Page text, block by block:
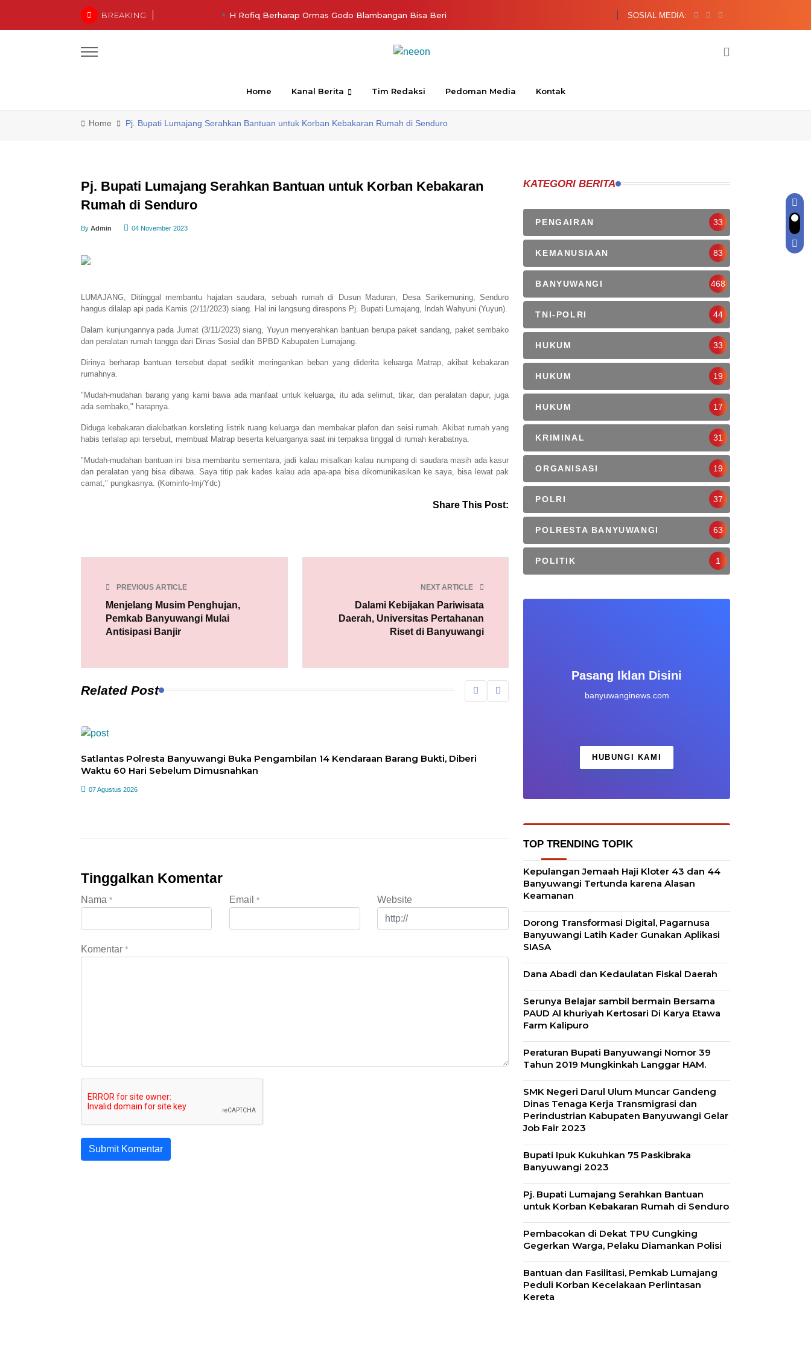
BREAKING H Rofiq Berharap Ormas Godo Blambangan Bisa Beri 7 Ide Beri Edukasi Keuangan Kepada
SOSIAL MEDIA:
Home Kanal Berita Tim Redaksi Pedoman Media Kontak
Home Pj. Bupati Lumajang Serahkan Bantuan untuk Korban Kebakaran Rumah di Senduro
Pj. Bupati Lumajang Serahkan Bantuan untuk Korban Kebakaran
Rumah di Senduro
By Admin 04 November 2023
LUMAJANG, Ditinggal membantu hajatan saudara, sebuah rumah di Dusun Maduran, Desa Sarikemuning, Senduro
hangus dilalap api pada Kamis (2/11/2023) siang. Hal ini langsung direspons Pj. Bupati Lumajang, Indah Wahyuni (Yuyun).
Dalam kunjungannya pada Jumat (3/11/2023) siang, Yuyun menyerahkan bantuan berupa paket sandang, paket sembako
dan peralatan rumah tangga dari Dinas Sosial dan BPBD Kabupaten Lumajang.
Dirinya berharap bantuan tersebut dapat sedikit meringankan beban yang diderita keluarga Matrap, akibat kebakaran
rumahnya.
"Mudah-mudahan barang yang kami bawa ada manfaat untuk keluarga, itu ada selimut, tikar, dan peralatan dapur, juga
ada sembako," harapnya.
Diduga kebakaran diakibatkan korsleting listrik ruang keluarga dan membakar plafon dan seisi rumah. Akibat rumah yang
habis terlalap api tersebut, membuat Matrap beserta keluarganya saat ini terpaksa tinggal di rumah kerabatnya.
"Mudah-mudahan bantuan ini bisa membantu sementara, jadi kalau misalkan kalau numpang di saudara masih ada kasur
dan peralatan yang bisa dibawa. Saya titip pak kades kalau ada apa-apa bisa dikomunikasikan ke saya, bisa lewat pak
camat," pungkasnya. (Kominfo-lmj/Ydc)
Share This Post:
PREVIOUS ARTICLE
Menjelang Musim Penghujan,
Pemkab Banyuwangi Mulai
Antisipasi Banjir
NEXT ARTICLE
Dalami Kebijakan Pariwisata
Daerah, Universitas Pertahanan
Riset di Banyuwangi
Related Post
Satlantas Polresta Banyuwangi Buka Pengambilan 14 Kendaraan Barang Bukti, Diberi
Waktu 60 Hari Sebelum Dimusnahkan
07 Agustus 2026
Tanpa Biaya Sepeser Pun, Puluhan Motor Terkunci di Satlantas
Tinggalkan Komentar
Nama * Email * Website
Komentar *
Submit Komentar
KATEGORI BERITA
PENGAIRAN 33
KEMANUSIAAN 83
BANYUWANGI 468
TNI-POLRI 44
HUKUM 33
HUKUM 19
HUKUM 17
KRIMINAL 31
ORGANISASI 19
POLRI 37
POLRESTA BANYUWANGI 63
POLITIK 1
Pasang Iklan Disini
banyuwanginews.com
HUBUNGI KAMI
TOP TRENDING TOPIK
Kepulangan Jemaah Haji Kloter 43 dan 44
Banyuwangi Tertunda karena Alasan
Keamanan
Dorong Transformasi Digital, Pagarnusa
Banyuwangi Latih Kader Gunakan Aplikasi
SIASA
Dana Abadi dan Kedaulatan Fiskal Daerah
Serunya Belajar sambil bermain Bersama
PAUD Al khuriyah Kertosari Di Karya Etawa
Farm Kalipuro
Peraturan Bupati Banyuwangi Nomor 39
Tahun 2019 Mungkinkah Langgar HAM.
SMK Negeri Darul Ulum Muncar Gandeng
Dinas Tenaga Kerja Transmigrasi dan
Perindustrian Kabupaten Banyuwangi Gelar
Job Fair 2023
Bupati Ipuk Kukuhkan 75 Paskibraka
Banyuwangi 2023
Pj. Bupati Lumajang Serahkan Bantuan
untuk Korban Kebakaran Rumah di Senduro
Pembacokan di Dekat TPU Cungking
Gegerkan Warga, Pelaku Diamankan Polisi
Bantuan dan Fasilitasi, Pemkab Lumajang
Peduli Korban Kecelakaan Perlintasan
Kereta